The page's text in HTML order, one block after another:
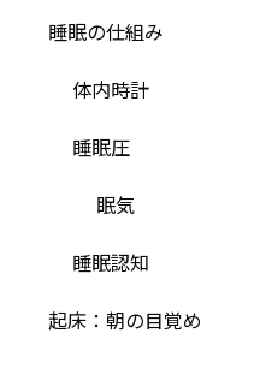
睡眠の仕組み
体内時計
睡眠圧
眠気
睡眠認知
起床：朝の目覚め